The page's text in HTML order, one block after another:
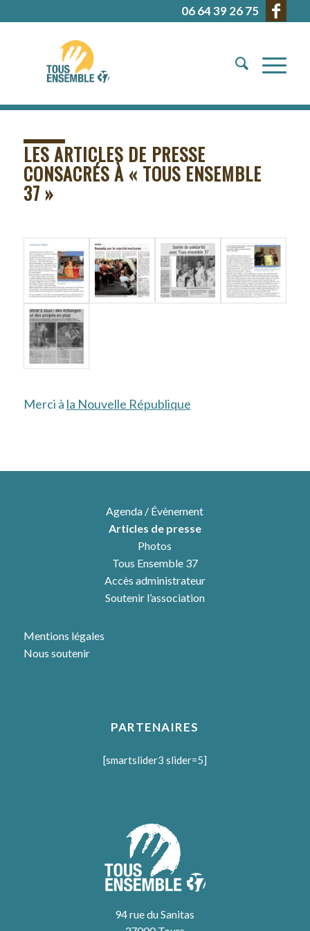
06 64 39 26 75
LES ARTICLES DE PRESSE
CONSACRÉS À « TOUS ENSEMBLE
37 »
Merci à la Nouvelle République
Agenda / Évènement
Articles de presse
Photos
Tous Ensemble 37
Accès administrateur
Soutenir l’association
Mentions légales
Nous soutenir
PARTENAIRES
[smartslider3 slider=5]
94 rue du Sanitas